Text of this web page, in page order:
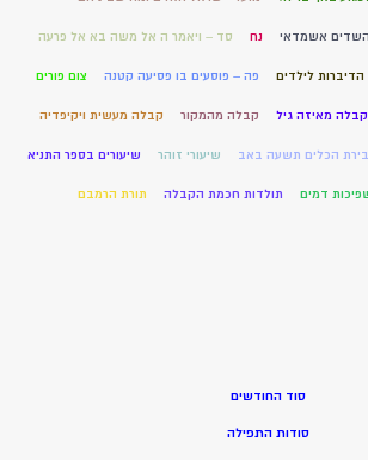
אשמדאי נח סד – ויאמר ה אל משה בא אל פרעה
לילדים פה – פוסעים בו פסיעה קטנה צום פורים
קבלה מאיזה גיל קבלה מהמקור קבלה מעשית ויקיפדיה
הכלים תשעה באב שיעורי זוהר שיעורים בספר התניא
דמים תולדות חכמת הקבלה תורת הרמבם
סוד החודשים
סודות התפילה